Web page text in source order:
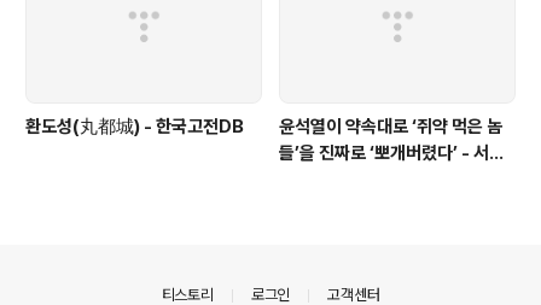
환도성(丸都城) - 한국고전DB
윤석열이 약속대로 ‘쥐약 먹은 놈
들’을 진짜로 ‘뽀개버렸다’ - 서울
티스토리 로그인 고객센터